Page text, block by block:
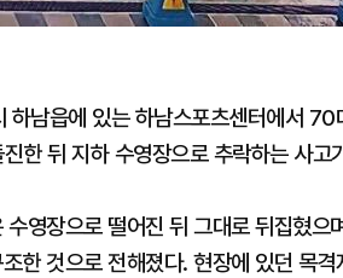
남읍에 있는 하남스포츠센터에서 70
한 뒤 지하 수영장으로 추락하는 사고
영장으로 떨어진 뒤 그대로 뒤집혔으
한 것으로 전해졌다. 현장에 있던 목